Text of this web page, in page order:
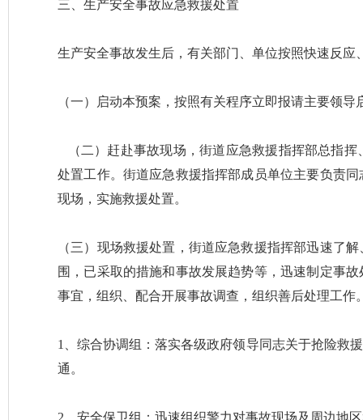
三、生产安全事故应急救援处置
生产安全事故发生后，有关部门、单位按照快速反
（一）启动本预案，按照有关程序立即报请主要领
（二）赶赴事故现场，街道应急救援指挥部总指
处置工作。街道应急救援指挥部成员单位主要负责
现场，实施救援处置。
（三）现场救援处置，街道应急救援指挥部迅速了
围，已采取的措施和事故发展趋势等，迅速制定事
事宜，组织、配合开展事故调查，组织善后处理工作
1、综合协调组：落实各级政府领导同志关于抢险救
通。
2、安全保卫组：迅速组织警力对事故现场及周边地